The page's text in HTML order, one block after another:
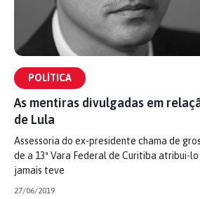
POLÍTICA
As mentiras divulgadas em
de Lula
Assessoria do ex-presidente chama de
de a 13ª Vara Federal de Curitiba atribui-
jamais teve
27/06/2019